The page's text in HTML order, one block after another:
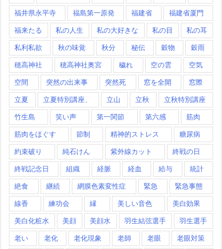
福井県永平寺 福島第一原発 福建省 福建省厦門
福来たる 私の人生 私の大好きな 私の目 私の耳
私利私欲 秋の味覚 秋分 秘伝 穀物 穀雨
穂高神社 穂高神社奥宮 穢れ 空の雲 空気
空間 突然の出来事 突然死 窓を全開 窓際
立夏 立夏特別講座、 立山 立秋 立秋特別講座
竹生島 笑い声 第一関節 第六感 筋肉
筋肉をほぐす 節制 精神的ストレス 糖尿病
約束破り 純石けん 紫外線カット 終戦の日
終戦記念日 組織 経脈 経血 給与 統計
絶食 継続 網膜色素変性症 緊急 緊急事態
線香 練功会 縁 美しい音色 美白効果
美白化粧水 美顔 美顔水 羽生結弦選手 羽生選手
老い 老化 老化現象 老師 老眼 老眼対策